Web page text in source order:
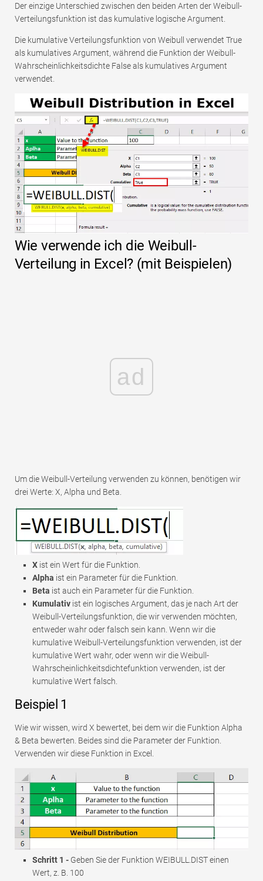
Der einzige Unterschied zwischen den beiden Arten der Weibull-
Verteilungsfunktion ist das kumulative logische Argument.
Die kumulative Verteilungsfunktion von Weibull verwendet True
als kumulatives Argument, während die Funktion der Weibull-
Wahrscheinlichkeitsdichte False als kumulatives Argument
verwendet.
Wie verwende ich die Weibull-
Verteilung in Excel? (mit Beispielen)
ad
Um die Weibull-Verteilung verwenden zu können, benötigen wir
drei Werte: X, Alpha und Beta.
X ist ein Wert für die Funktion.
Alpha ist ein Parameter für die Funktion.
Beta ist auch ein Parameter für die Funktion.
Kumulativ ist ein logisches Argument, das je nach Art der
Weibull-Verteilungsfunktion, die wir verwenden möchten,
entweder wahr oder falsch sein kann. Wenn wir die
kumulative Weibull-Verteilungsfunktion verwenden, ist der
kumulative Wert wahr, oder wenn wir die Weibull-
Wahrscheinlichkeitsdichtefunktion verwenden, ist der
kumulative Wert falsch.
Beispiel 1
Wie wir wissen, wird X bewertet, bei dem wir die Funktion Alpha
& Beta bewerten. Beides sind die Parameter der Funktion.
Verwenden wir diese Funktion in Excel.
Schritt 1 - Geben Sie der Funktion WEIBULL.DIST einen
Wert, z. B. 100